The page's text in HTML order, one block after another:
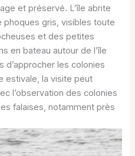
et préservé. L’île abrite
phoques gris, visibles toute
et des petites
en bateau autour de l’île
d’approcher les colonies
estivale, la visite peut
l’observation des colonies
falaises, notamment près